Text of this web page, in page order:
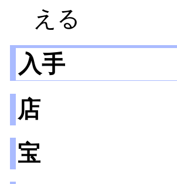
える
入手
店
宝